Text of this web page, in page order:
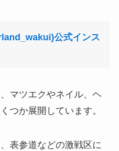
公式インス
マツエクやネイル、ヘ
つか展開しています。
表参道などの激戦区に